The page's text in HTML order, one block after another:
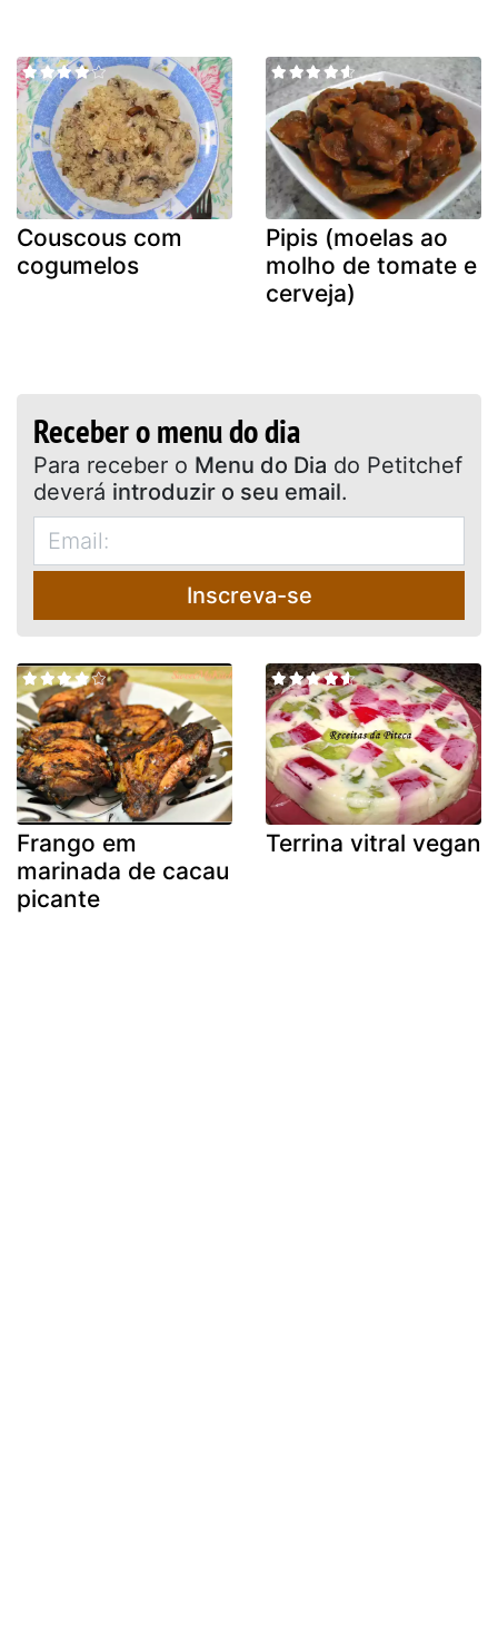
Couscous com
cogumelos
Pipis (moelas ao
molho de tomate e
cerveja)
Receber o menu do dia
Para receber o Menu do Dia do Petitchef
deverá introduzir o seu email.
Inscreva-se
Frango em
marinada de cacau
picante
Terrina vitral vegan